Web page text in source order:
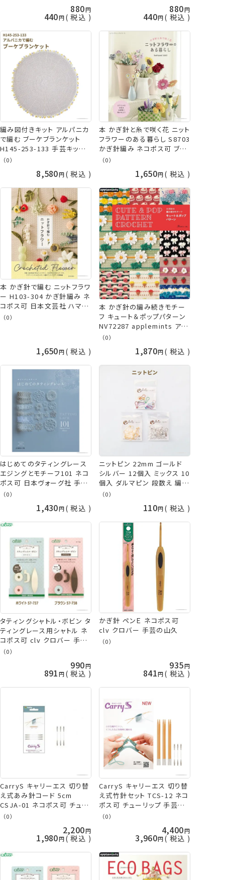
880
440 税込
880
440 税込
編み図付きキット アルパニカ
で編む ブーケブランケット
H145-253-133 手芸キット
アルパニカ ブランケット ブー
ぎ針 かぎ針編み かわいい
（0）
8,580 税込
本 かぎ針と糸で咲く花 ニット
フラワーのある暮らし S8703
かぎ針編み ネコポス可 ブテ
ィック社 手芸の山久
（0）
1,650 税込
本 かぎ針で編む ニットフラワ
ー H103-304 かぎ針編み ネ
コポス可 日本文芸社 ハマナ
カ 手芸の山久
（0）
1,650 税込
本 かぎ針の編み続きモチー
フ キュート＆ポップパターン
NV72287 applemints アッ
プルミンツ かぎ針編み ネコ
（0）
1,870 税込
はじめてのタティングレース
エジングとモチーフ101 ネコ
ポス可 日本ヴォーグ社 手芸
の山久
（0）
1,430 税込
ニットピン 22mm ゴールド
シルバー 12個入 ミックス 10
個入 ダルマピン 段数え 編み
物 目印 ネコポス可 terai 寺
（0）
110 税込
タティングシャトル・ボビン タ
ティングレース用シャトル ネ
コポス可 clv クロバー 手芸
の山久
（0）
990
891 税込
かぎ針 ペンＥ ネコポス可
clv クロバー 手芸の山久
（0）
935
841 税込
CarryS キャリーエス 切り替
え式あみ針コード 5cm
CSJA-01 ネコポス可 チュー
リップ 手芸の山久
（0）
2,200
1,980 税込
CarryS キャリーエス 切り替
え式竹針セット TCS-12 ネコ
ポス可 チューリップ 手芸の
山久
（0）
4,400
3,960 税込